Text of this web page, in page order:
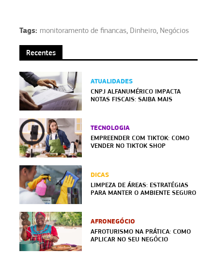
Tags: monitoramento de financas, Dinheiro, Negócios
Recentes
ATUALIDADES
CNPJ ALFANUMÉRICO IMPACTA
NOTAS FISCAIS: SAIBA MAIS
TECNOLOGIA
EMPREENDER COM TIKTOK: COMO
VENDER NO TIKTOK SHOP
DICAS
LIMPEZA DE ÁREAS: ESTRATÉGIAS
PARA MANTER O AMBIENTE SEGURO
AFRONEGÓCIO
AFROTURISMO NA PRÁTICA: COMO
APLICAR NO SEU NEGÓCIO